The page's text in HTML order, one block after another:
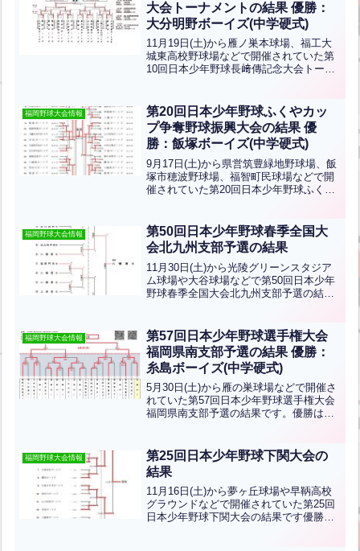
大会トーナメントの結果 優勝：
大分明野ボーイズ(中学硬式)
11月19日(土)から雁ノ巣本球場、福工大
城東高校野球場などで開催されていた第
10回日本少年野球長﨑傳記念大会トーナ
でとうございます！北九州支部から山口
防府ボーイズ、八...全文はクリック
福岡野球大会情報
第20回日本少年野球ふくやカッ
プ争奪野球振興大会の結果 優
勝：飯塚ボーイズ(中学硬式)
9月17日(土)から県営筑豊緑地野球場、飯
塚市穂波野球場、福智町民球場などで開
催されていた第20回日本少年野球ふくや
ズです！おめでとうございます！北九州
支部からは上津役...全文はクリック
福岡野球大会情報
第50回日本少年野球春季全国大
会北九州支部予選の結果
11月30日(土)から光陵グリーンスタジア
ム球場や大谷球場などで第50回日本少年
野球春季全国大会北九州支部予選の結果
めでとうございます！！第50回日本少年
野球春季全国大...全文はクリック
福岡野球大会情報
第57回日本少年野球選手権大会
福岡県南支部予選の結果 優勝：
糸島ボーイズ(中学硬式)
5月30日(土)から雁の巣球場などで開催さ
れていた第57回日本少年野球選手権大会
福岡県南支部予選の結果です。優勝は糸
福岡野球大会情報
第25回日本少年野球下関大会の
結果
11月16日(土)から夢ヶ丘球場や早鞆高校
グラウンドなどで開催されていた第25回
日本少年野球下関大会の結果です優勝は